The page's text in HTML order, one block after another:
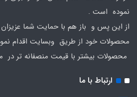
نموده است .
از این پس و باز هم با حمایت شما عزیزان
محصولات خود از طریق وبسایت اقدام
محصولات بیشتر با قیمت منصفانه تر در
ارتباط با ما